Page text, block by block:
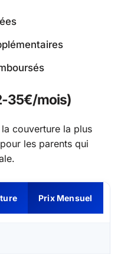
35€/mois)
couverture la plus
les parents qui
Prix Mensuel